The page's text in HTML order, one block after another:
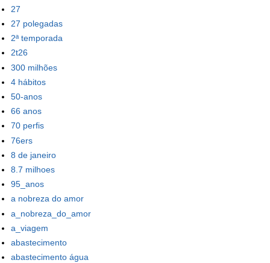
27
27 polegadas
2ª temporada
2t26
300 milhões
4 hábitos
50-anos
66 anos
70 perfis
76ers
8 de janeiro
8.7 milhoes
95_anos
a nobreza do amor
a_nobreza_do_amor
a_viagem
abastecimento
abastecimento água